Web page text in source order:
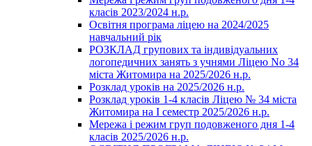
класів 2023/2024 н.р.
Освітня програма ліцею на 2024/2025
навчальний рік
РОЗКЛАД групових та індивідуальних
логопедичних занять з учнями Ліцею No 34
міста Житомира на 2025/2026 н.р.
Розклад уроків на 2025/2026 н.р.
Розклад уроків 1-4 класів Ліцею № 34 міста
Житомира на І семестр 2025/2026 н.р.
Мережа і режим груп подовженого дня 1-4
класів 2025/2026 н.р.